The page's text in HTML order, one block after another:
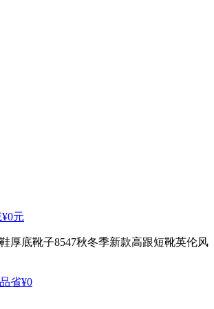
¥0元
厚底靴子8547秋冬季新款高跟短靴英伦风
省¥0